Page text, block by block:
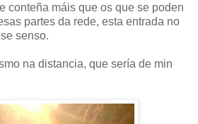
conteña máis que os que se poden
partes da rede, esta entrada no
senso.
na distancia, que sería de min